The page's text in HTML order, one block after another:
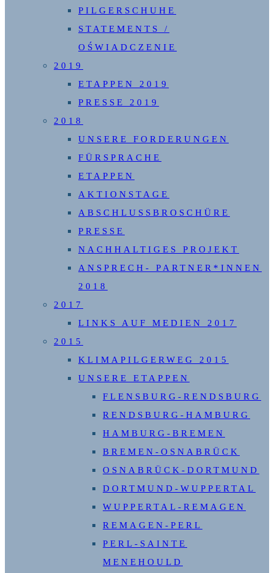
PILGERSCHUHE
STATEMENTS /
OŚWIADCZENIE
2019
ETAPPEN 2019
PRESSE 2019
2018
UNSERE FORDERUNGEN
FÜRSPRACHE
ETAPPEN
AKTIONSTAGE
ABSCHLUSSBROSCHÜRE
PRESSE
NACHHALTIGES PROJEKT
ANSPRECH- PARTNER*INNEN
2018
2017
LINKS AUF MEDIEN 2017
2015
KLIMAPILGERWEG 2015
UNSERE ETAPPEN
FLENSBURG-RENDSBURG
RENDSBURG-HAMBURG
HAMBURG-BREMEN
BREMEN-OSNABRÜCK
OSNABRÜCK-DORTMUND
DORTMUND-WUPPERTAL
WUPPERTAL-REMAGEN
REMAGEN-PERL
PERL-SAINTE
MENEHOULD